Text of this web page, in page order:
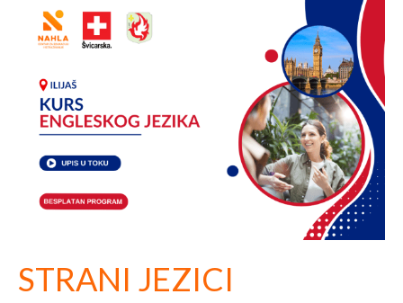
STRANI JEZICI